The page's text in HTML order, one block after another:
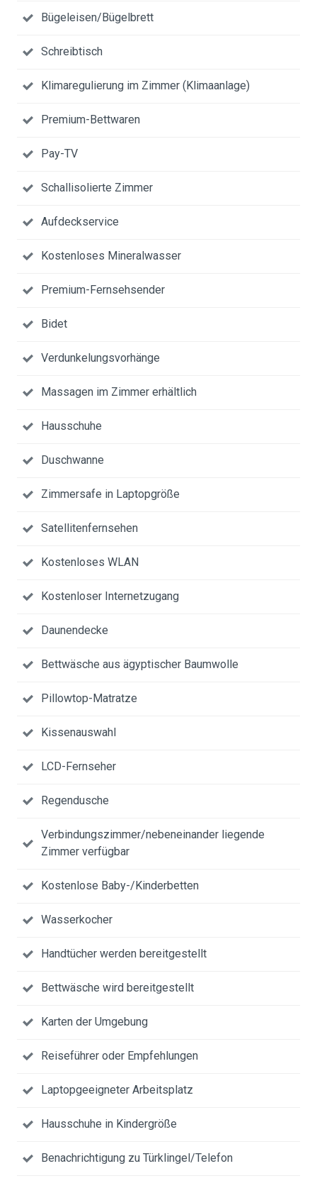
Bügeleisen/Bügelbrett
Schreibtisch
Klimaregulierung im Zimmer (Klimaanlage)
Premium-Bettwaren
Pay-TV
Schallisolierte Zimmer
Aufdeckservice
Kostenloses Mineralwasser
Premium-Fernsehsender
Bidet
Verdunkelungsvorhänge
Massagen im Zimmer erhältlich
Hausschuhe
Duschwanne
Zimmersafe in Laptopgröße
Satellitenfernsehen
Kostenloses WLAN
Kostenloser Internetzugang
Daunendecke
Bettwäsche aus ägyptischer Baumwolle
Pillowtop-Matratze
Kissenauswahl
LCD-Fernseher
Regendusche
Verbindungszimmer/nebeneinander liegende
Zimmer verfügbar
Kostenlose Baby-/Kinderbetten
Wasserkocher
Handtücher werden bereitgestellt
Bettwäsche wird bereitgestellt
Karten der Umgebung
Reiseführer oder Empfehlungen
Laptopgeeigneter Arbeitsplatz
Hausschuhe in Kindergröße
Benachrichtigung zu Türklingel/Telefon